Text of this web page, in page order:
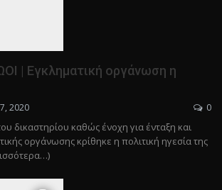
| Εγκληματική οργάνωση η
2020 0
δικαστηρίου καθώς ένοχη για ένταξη και
οργάνωσης κρίθηκε η πολιτική ηγεσία της